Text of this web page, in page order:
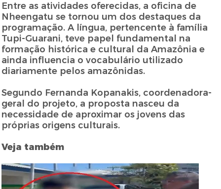
Entre as atividades oferecidas, a oficina de
Nheengatu se tornou um dos destaques da
programação. A língua, pertencente à família
Tupi-Guarani, teve papel fundamental na
formação histórica e cultural da Amazônia e
ainda influencia o vocabulário utilizado
diariamente pelos amazônidas.
Segundo Fernanda Kopanakis, coordenadora-
geral do projeto, a proposta nasceu da
necessidade de aproximar os jovens das
próprias origens culturais.
Veja também